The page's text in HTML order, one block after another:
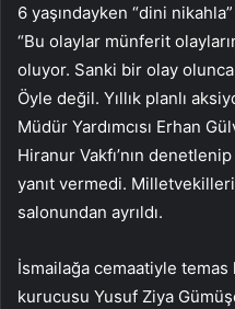
6 yaşındayken “dini
“Bu olaylar münferit
oluyor. Sanki bir olay
Öyle değil. Yıllık planlı
Müdür Yardımcısı Erhan
Hiranur Vakfı’nın
yanıt vermedi.
salonundan ayrıldı.
İsmailağa cemaatiyle temas
kurucusu Yusuf Ziya